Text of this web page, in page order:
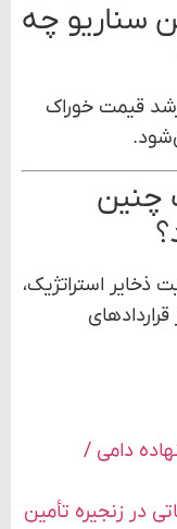
سناریو چه
رشد قیمت خوراک
چنین
ذخایر استراتژیک،
دامی /
در زنجیره تأمین